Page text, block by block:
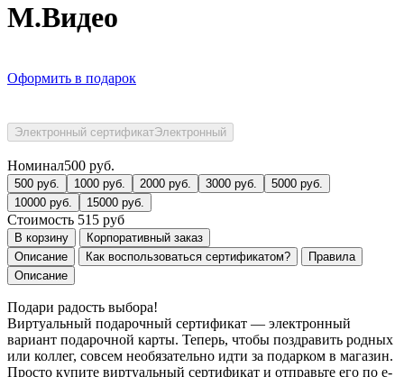
М.Видео
Оформить в подарок
Электронный сертификатЭлектронный
Номинал500 руб.
500 руб. 1000 руб. 2000 руб. 3000 руб. 5000 руб.
10000 руб. 15000 руб.
Стоимость 515 руб
В корзину
Корпоративный заказ
Описание
Как воспользоваться сертификатом?
Правила
Описание
Подари радость выбора!
Виртуальный подарочный сертификат — электронный
вариант подарочной карты. Теперь, чтобы поздравить родных
или коллег, совсем необязательно идти за подарком в магазин.
Просто купите виртуальный сертификат и отправьте его по e-